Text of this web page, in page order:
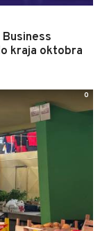
kraja oktobra
0